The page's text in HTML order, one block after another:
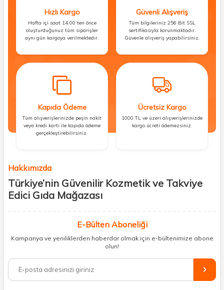
Hızlı Kargo
Hafta içi saat 14:00’ten önce
oluşturduğunuz tüm siparişler
aynı gün kargoya verilmektedir.
Güvenli Alışveriş
Tüm bilgileriniz 256 Bit SSL
sertifikasıyla korunmaktadır.
Güvenle alışveriş yapabilirsiniz.
Kapıda Ödeme
Tüm alışverişlerinizde peşin nakit
veya kredi kartı ile kapıda ödeme
gerçekleştirebilirsiniz.
Ücretsiz Kargo
1000 TL ve üzeri alışverişlerinizde
kargo ücreti ödemezsiniz.
Hakkımızda
Türkiye’nin Güvenilir Kozmetik ve Takviye
Edici Gıda Mağazası
kişisel bakım hem de takviye edici gıda ürünlerini sizlerle
buluşturuyoruz. Artık mağaza mağaza dolaşmanıza gerek yok;
ihtiyacınız olan her şeyi tek bir çatı altında topluyor ve kapınıza kadar
%100 orijinal kozmetik ve sağlık ürünleriyle güzelliğinizi tamamlayabilir,
vücudunuzu desteklemek için güvenilir takviye edici gıdalara
E-Bülten Aboneliği
Kampanya ve yeniliklerden haberdar olmak için e-bültenimize abone
olun!